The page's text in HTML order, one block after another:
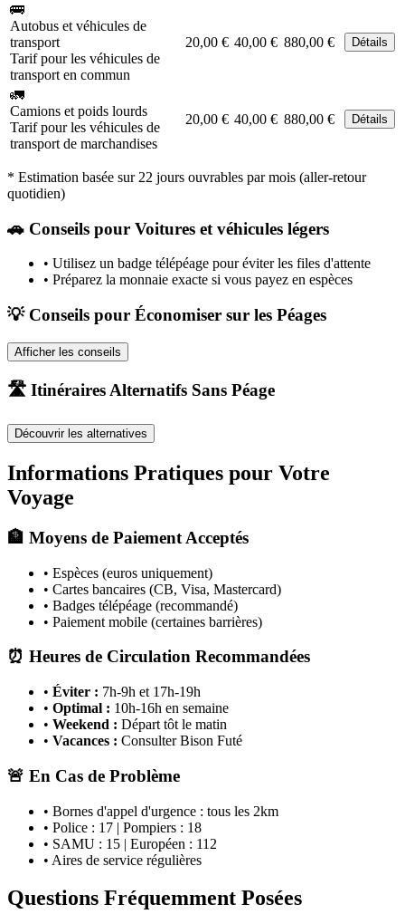
🚌
Autobus et véhicules de
transport
Tarif pour les véhicules de
transport en commun
20,00 € 40,00 € 880,00 € Détails
🚛
Camions et poids lourds
Tarif pour les véhicules de
transport de marchandises
20,00 € 40,00 € 880,00 € Détails
* Estimation basée sur 22 jours ouvrables par mois (aller-retour
quotidien)
🚗 Conseils pour Voitures et véhicules légers
• Utilisez un badge télépéage pour éviter les files d'attente
• Préparez la monnaie exacte si vous payez en espèces
💡 Conseils pour Économiser sur les Péages
Afficher les conseils
🛣️ Itinéraires Alternatifs Sans Péage
Découvrir les alternatives
Informations Pratiques pour Votre
Voyage
🏦 Moyens de Paiement Acceptés
• Espèces (euros uniquement)
• Cartes bancaires (CB, Visa, Mastercard)
• Badges télépéage (recommandé)
• Paiement mobile (certaines barrières)
⏰ Heures de Circulation Recommandées
• Éviter : 7h-9h et 17h-19h
• Optimal : 10h-16h en semaine
• Weekend : Départ tôt le matin
• Vacances : Consulter Bison Futé
🚨 En Cas de Problème
• Bornes d'appel d'urgence : tous les 2km
• Police : 17 | Pompiers : 18
• SAMU : 15 | Européen : 112
• Aires de service régulières
Questions Fréquemment Posées